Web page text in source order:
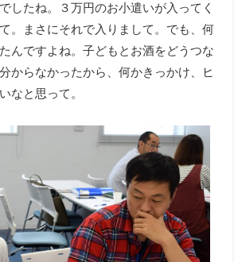
したね。３万円のお小遣いが入ってく
。まさにそれで入りまして。でも、何
んですよね。子どもとお酒をどうつな
からなかったから、何かきっかけ、ヒ
なと思って。